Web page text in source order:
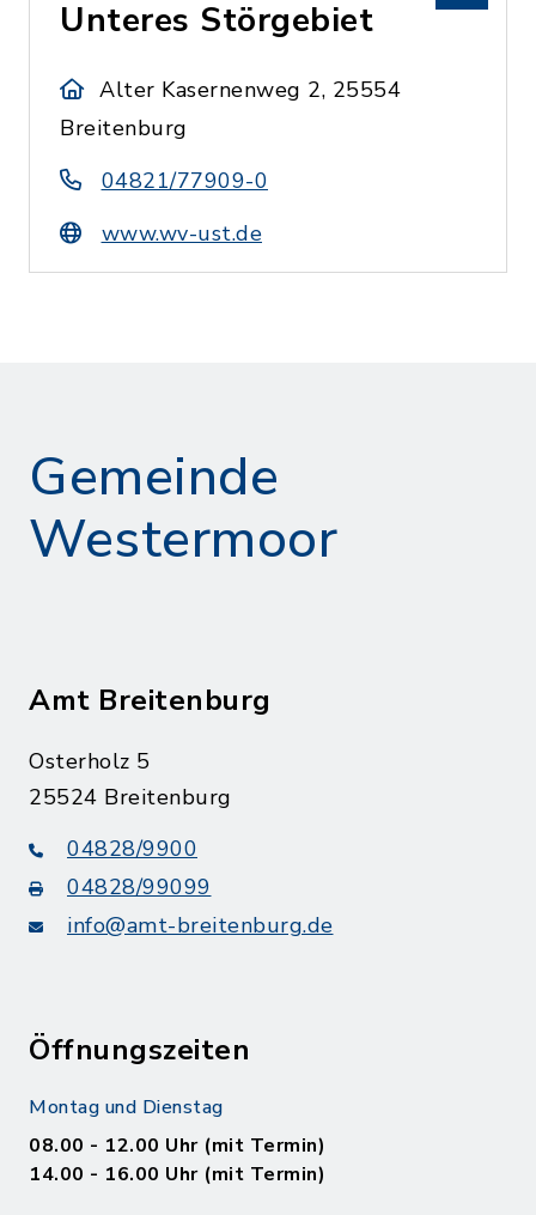
Unteres Störgebiet
Alter Kasernenweg 2, 25554
Breitenburg
04821/77909-0
www.wv-ust.de
Gemeinde
Westermoor
Amt Breitenburg
Osterholz 5
25524 Breitenburg
04828/9900
04828/99099
info@amt-breitenburg.de
Öffnungszeiten
Montag und Dienstag
08.00 - 12.00 Uhr (mit Termin)
14.00 - 16.00 Uhr (mit Termin)